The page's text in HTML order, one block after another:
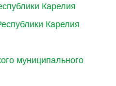
Карелия
Карелия
муниципального